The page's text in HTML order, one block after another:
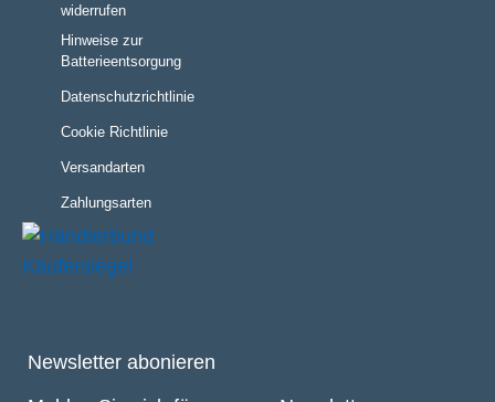
widerrufen
Hinweise zur
Batterieentsorgung
Datenschutzrichtlinie
Cookie Richtlinie
Versandarten
Zahlungsarten
Newsletter abonieren